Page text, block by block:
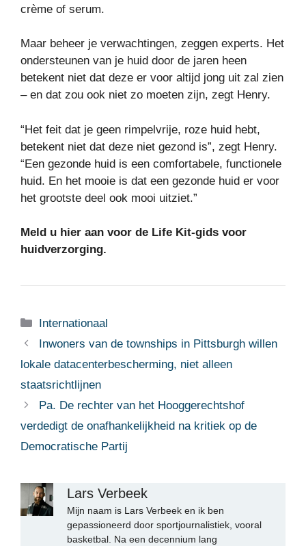
crème of serum.
Maar beheer je verwachtingen, zeggen experts. Het
ondersteunen van je huid door de jaren heen
betekent niet dat deze er voor altijd jong uit zal zien
– en dat zou ook niet zo moeten zijn, zegt Henry.
“Het feit dat je geen rimpelvrije, roze huid hebt,
betekent niet dat deze niet gezond is”, zegt Henry.
“Een gezonde huid is een comfortabele, functionele
huid. En het mooie is dat een gezonde huid er voor
het grootste deel ook mooi uitziet.”
Meld u hier aan voor de Life Kit-gids voor
huidverzorging.
Categorieën
Internationaal
Inwoners van de townships in Pittsburgh willen
lokale datacenterbescherming, niet alleen
staatsrichtlijnen
Pa. De rechter van het Hooggerechtshof
verdedigt de onafhankelijkheid na kritiek op de
Democratische Partij
Lars Verbeek
Mijn naam is Lars Verbeek en ik ben
gepassioneerd door sportjournalistiek, vooral
basketbal. Na een decennium lang